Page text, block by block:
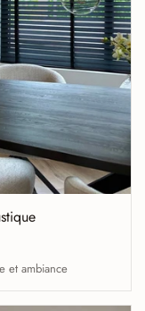
et ambiance